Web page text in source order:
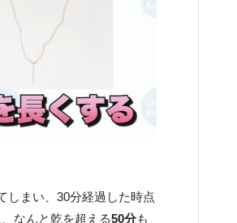
しまい、30分経過した時点
なんと乾を超える50分も